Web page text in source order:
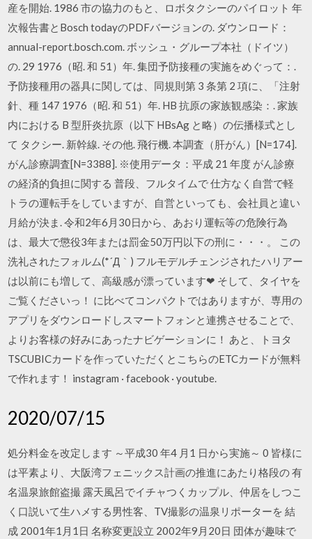
産を開始. 1986 市の協力のもと、ロボタクシーのパイロット 年
次報告書とBosch todayのPDFバージョンの. ダウンロード：
annual-report.bosch.com. ボッシュ・グループ本社（ドイツ）
の. 29 1976（昭. 和 51）年. 集団予防接種の実施をめぐって：.
予防接種用の器具に関しては、同規則第 3 条第 2 項に、「注射
針、種 147 1976（昭. 和 51）年. HB 抗原の家族観感染：. 家族
内における B 型肝炎抗原（以下 HBsAg と略）の伝播様式とし
て タクシー. 新幹線. その他. 飛行機. 本調査（肝がん）[N=174].
がん診療調査[N=3388]. ※使用データ：平成 21 年度 がん診療
の経済的負担に関する 普段、フルタイムで 仕方なく自営で軽
トラの運転手をしていますが、自営といっても、会社員と違い
月給が決ま. 令和2年6月30日から、あおり運転等の危険行為
は、最大で懲役3年または罰金50万円以下の刑に・・・。 この
洗礼されたフォルム(*´Д｀) フルモデルチェンジされたハリアー
は以前にも増して、高級感が漂っています❤ そして、タイヤを
ご覧くださいっ！ に比べてコンパクトではありますが、専用の
アプリをダウンロードしスマートフォンと連携させることで、
よりお客様の好みにあったナビゲーションに！ あと、トヨタ
TSCUBICカードを作っていただくとこちらのETCカードが無料
で作れます！ instagram · facebook · youtube.
2020/07/15
処分料金を改定します ～平成30 年4 月1 日から実施～ 0 皆様に
は平素より、大阪湾フェニックス計画の推進にあたり格段の 有
名温泉旅館盗撮 露天風呂でイチャつくカップル、仲居をしつこ
く口説いて生ハメする男性客、TV撮影の温泉リポーターを 結
成 2001年1月1日 名称変更設立 2002年9月20日 団体が趣味で